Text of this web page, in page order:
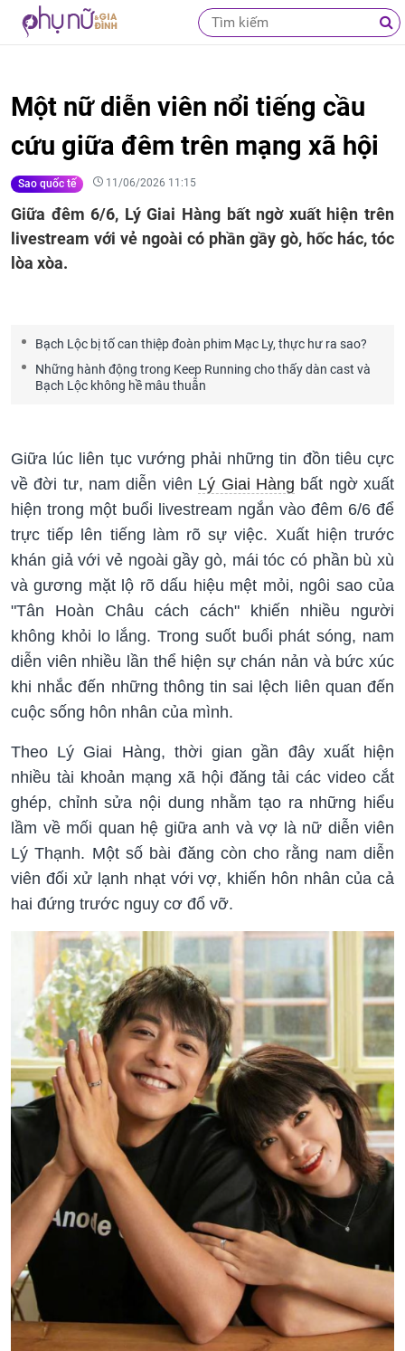
Một nữ diễn viên nổi tiếng cầu
cứu giữa đêm trên mạng xã hội
Sao quốc tế 11/06/2026 11:15
Giữa đêm 6/6, Lý Giai Hàng bất ngờ xuất hiện trên
livestream với vẻ ngoài có phần gầy gò, hốc hác, tóc
lòa xòa.
Bạch Lộc bị tố can thiệp đoàn phim Mạc Ly, thực hư ra sao?
Những hành động trong Keep Running cho thấy dàn cast và
Bạch Lộc không hề mâu thuẫn
Giữa lúc liên tục vướng phải những tin đồn tiêu cực
về đời tư, nam diễn viên Lý Giai Hàng bất ngờ xuất
hiện trong một buổi livestream ngắn vào đêm 6/6 để
trực tiếp lên tiếng làm rõ sự việc. Xuất hiện trước
khán giả với vẻ ngoài gầy gò, mái tóc có phần bù xù
và gương mặt lộ rõ dấu hiệu mệt mỏi, ngôi sao của
"Tân Hoàn Châu cách cách" khiến nhiều người
không khỏi lo lắng. Trong suốt buổi phát sóng, nam
diễn viên nhiều lần thể hiện sự chán nản và bức xúc
khi nhắc đến những thông tin sai lệch liên quan đến
cuộc sống hôn nhân của mình.
Theo Lý Giai Hàng, thời gian gần đây xuất hiện
nhiều tài khoản mạng xã hội đăng tải các video cắt
ghép, chỉnh sửa nội dung nhằm tạo ra những hiểu
lầm về mối quan hệ giữa anh và vợ là nữ diễn viên
Lý Thạnh. Một số bài đăng còn cho rằng nam diễn
viên đối xử lạnh nhạt với vợ, khiến hôn nhân của cả
hai đứng trước nguy cơ đổ vỡ.